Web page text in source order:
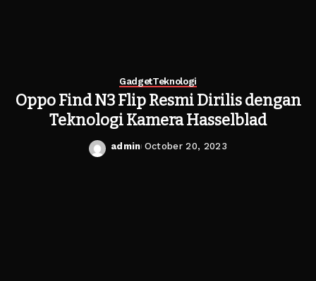
GadgetTeknologi
Oppo Find N3 Flip Resmi Dirilis dengan
Teknologi Kamera Hasselblad
Posted
admin October 20, 2023